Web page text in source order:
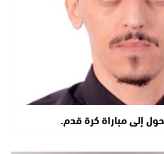
إلى مباراة كرة قدم.